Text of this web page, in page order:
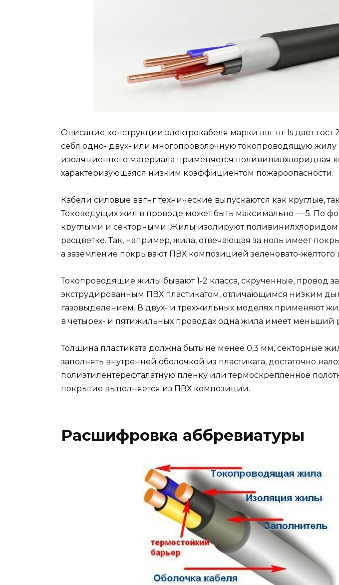
Описание конструкции электрокабеля марки ввг нг ls дает гост
себя одно- двух- или многопроволочную токопроводящую жилу
изоляционного материала применяется поливинилхлоридная
характеризующаяся низким коэффициентом пожароопасности.
Кабели силовые ввгнг технические выпускаются как круглые,
Токоведущих жил в проводе может быть максимально — 5. По
круглыми и секторными. Жилы изолируют поливинилхлоридом
расцветке. Так, например, жила, отвечающая за ноль имеет
а заземление покрывают ПВХ композицией зеленовато-желтого
Токопроводящие жилы бывают 1-2 класса, скрученные, провод
экструдированным ПВХ пластикатом, отличающимся низким
газовыделением. В двух- и трехжильных моделях применяют
в четырех- и пятижильных проводах одна жила имеет меньший
Толщина пластиката должна быть не менее 0,3 мм, секторные
заполнять внутренней оболочкой из пластиката, достаточно
полиэтилентерефталатную пленку или термоскрепленное
покрытие выполняется из ПВХ композиции.
Расшифровка аббревиатуры